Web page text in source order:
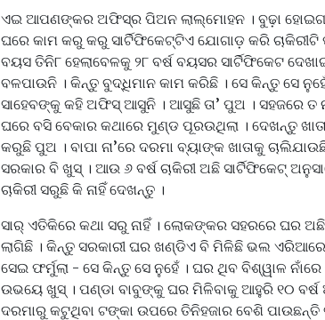
ଏଇ ଆପଣଙ୍କର ଅଫିସ୍‌ର ପିଅନ ଲାଲ୍‌ମୋହନ । ବୁଢ଼ା
ଘରେ କାମ କରୁ କରୁ ସାର୍ଟିଫିକେଟ୍‌ଟିଏ ଯୋଗାଡ଼ କରି ଚାକିରୀଟି
ବୟସ ତିନି୮ ହେଲାବେଳକୁ ୨୮ ବର୍ଷ ବୟସର ସାର୍ଟିଫିକେଟ
ବଳପାଉନି । କିନ୍ତୁ ବୁଦ୍ଧିମାନ କାମ କରିଛି । ସେ କିନ୍ତୁ ସେ
ସାହେବଙ୍କୁ କହି ଅଫିସ୍ ଆସୁନି । ଆସୁଛି ତା’ ପୁଅ । ସହଜରେ ତ
ଘରେ ବସି ବେକାର କଥାରେ ମୁଣ୍ଡ ପୂରଉଥିଲା । ଦେଖନ୍ତୁ
କରୁଛି ପୁଅ । ବାପା ନା’ରେ ଦରମା ବ୍ୟାଙ୍କ ଖାତାକୁ
ସରକାର ବି ଖୁସ୍ । ଆଉ ୬ ବର୍ଷ ଚାକିରୀ ଅଛି ସାର୍ଟିଫିକେଟ୍
ଚାକିରୀ ସରୁଛି କି ନାହିଁ ଦେଖନ୍ତୁ ।
ସାର୍ ଏତିକିରେ କଥା ସରୁ ନାହିଁ । ଲୋକଙ୍କର ସହରରେ ଘର
ଲାଗିଛି । କିନ୍ତୁ ସରକାରୀ ଘର ଖଣ୍ଡିଏ ବି ମିଳିଛି ଭଲ ଏରିଆରେ
ସେଇ ଫର୍ମୁଲା - ସେ କିନ୍ତୁ ସେ ନୁହେଁ । ଘର ଥିବ ବିଶ୍ୱାଳ
ଉଭୟେ ଖୁସ୍ । ପଣ୍ଡା ବାବୁଙ୍କୁ ଘର ମିଳିବାକୁ ଆହୁରି ୧୦ ବର୍ଷ
ଦରମାରୁ କଟୁଥିବା ଟଙ୍କା ଉପରେ ତିନିହଜାର ବେଶି